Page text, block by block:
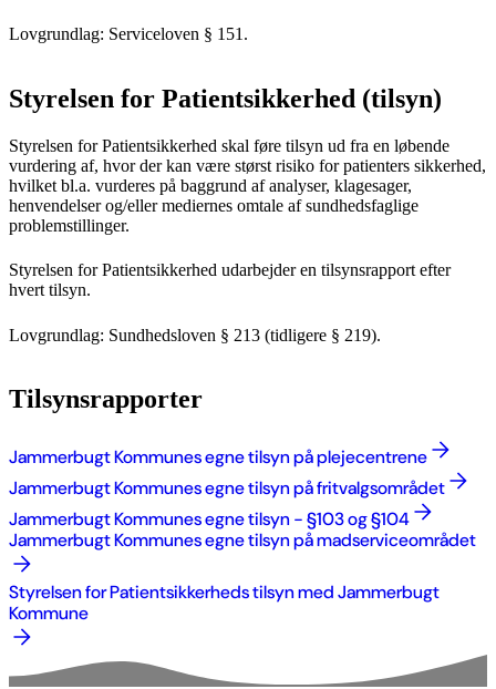
Lovgrundlag: Serviceloven § 151.
Styrelsen for Patientsikkerhed (tilsyn)
Styrelsen for Patientsikkerhed skal føre tilsyn ud fra en løbende
vurdering af, hvor der kan være størst risiko for patienters sikkerhed,
hvilket bl.a. vurderes på baggrund af analyser, klagesager,
henvendelser og/eller mediernes omtale af sundhedsfaglige
problemstillinger.
Styrelsen for Patientsikkerhed udarbejder en tilsynsrapport efter
hvert tilsyn.
Lovgrundlag: Sundhedsloven § 213 (tidligere § 219).
Tilsynsrapporter
Jammerbugt Kommunes egne tilsyn på plejecentrene
Jammerbugt Kommunes egne tilsyn på fritvalgsområdet
Jammerbugt Kommunes egne tilsyn - §103 og §104
Jammerbugt Kommunes egne tilsyn på madserviceområdet
Styrelsen for Patientsikkerheds tilsyn med Jammerbugt
Kommune